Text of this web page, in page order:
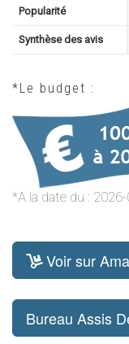
Popularité
Synthèse des avis
*Le budget :
*A la date du :
Voir sur
Bureau Assis